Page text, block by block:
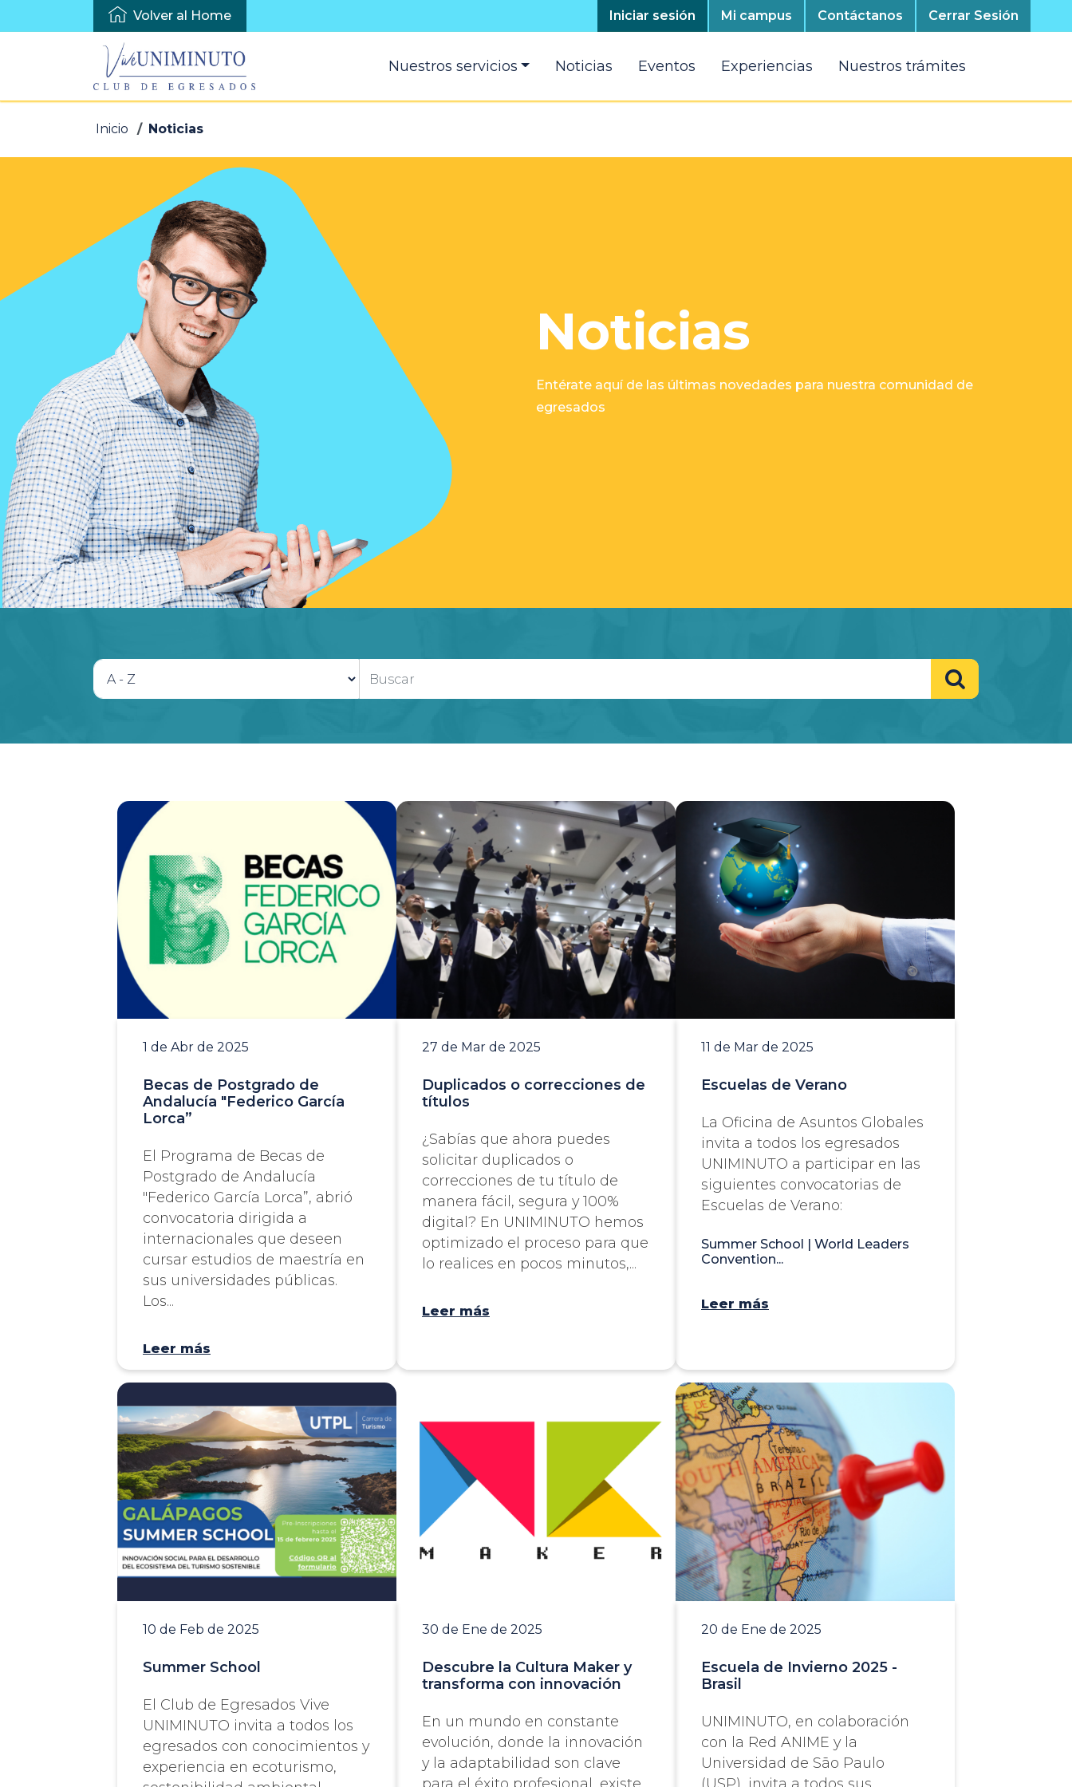
Top
menú Volver al Home
Top
menú
Iniciar sesión Mi campus Contáctanos Cerrar Sesión
navigation
Nuestros servicios Noticias Eventos Experiencias Nuestros trámites
Sobrescribir
enlaces
de
navegación
Inicio Noticias
Noticias
Entérate aquí de las últimas novedades para nuestra comunidad de
egresados
1 de Abr de 2025
Becas de Postgrado de
Andalucía "Federico García
Lorca”
El Programa de Becas de
Postgrado de Andalucía
"Federico García Lorca”, abrió
convocatoria dirigida a
internacionales que deseen
cursar estudios de maestría en
sus universidades públicas.
Los...
Leer más
27 de Mar de 2025
Duplicados o correcciones de
títulos
¿Sabías que ahora puedes
solicitar duplicados o
correcciones de tu título de
manera fácil, segura y 100%
digital? En UNIMINUTO hemos
optimizado el proceso para que
lo realices en pocos minutos,...
Leer más
11 de Mar de 2025
Escuelas de Verano
La Oficina de Asuntos Globales
invita a todos los egresados
UNIMINUTO a participar en las
siguientes convocatorias de
Escuelas de Verano:
Summer School | World Leaders
Convention...
Leer más
10 de Feb de 2025
Summer School
El Club de Egresados Vive
UNIMINUTO invita a todos los
egresados con conocimientos y
experiencia en ecoturismo,
30 de Ene de 2025
Descubre la Cultura Maker y
transforma con innovación
En un mundo en constante
evolución, donde la innovación
y la adaptabilidad son clave
para el éxito profesional, existe
20 de Ene de 2025
Escuela de Invierno 2025 -
Brasil
UNIMINUTO, en colaboración
con la Red ANIME y la
Universidad de São Paulo
(USP), invita a todos sus